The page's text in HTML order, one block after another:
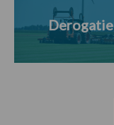
Derogatie